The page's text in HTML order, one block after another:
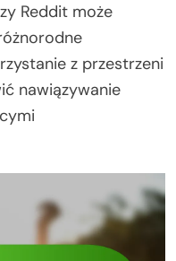
Reddit może
z przestrzeni
nawiązywanie